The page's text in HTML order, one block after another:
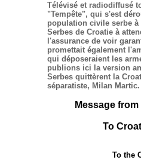
Télévisé et radiodiffusé
"Tempête", qui s'est
population civile serbe
Serbes de Croatie à
l'assurance de voir
promettait également
qui déposeraient les
publions ici la version
Serbes quittèrent la
séparatiste, Milan Martic.
Message
To
To the